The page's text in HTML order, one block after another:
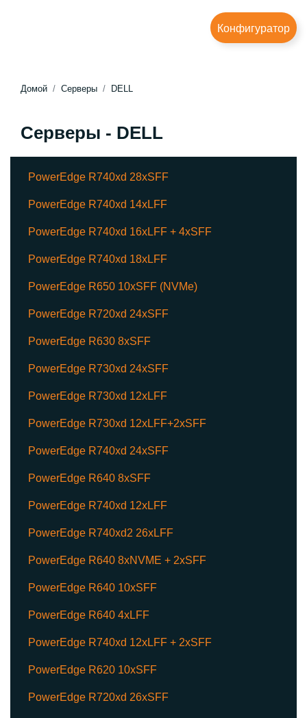
Конфигуратор
Домой Серверы DELL
Серверы - DELL
PowerEdge R740xd 28xSFF
PowerEdge R740xd 14xLFF
PowerEdge R740xd 16xLFF + 4xSFF
PowerEdge R740xd 18xLFF
PowerEdge R650 10xSFF (NVMe)
PowerEdge R720xd 24xSFF
PowerEdge R630 8xSFF
PowerEdge R730xd 24xSFF
PowerEdge R730xd 12xLFF
PowerEdge R730xd 12xLFF+2xSFF
PowerEdge R740xd 24xSFF
PowerEdge R640 8xSFF
PowerEdge R740xd 12xLFF
PowerEdge R740xd2 26xLFF
PowerEdge R640 8xNVME + 2xSFF
PowerEdge R640 10xSFF
PowerEdge R640 4xLFF
PowerEdge R740xd 12xLFF + 2xSFF
PowerEdge R620 10xSFF
PowerEdge R720xd 26xSFF